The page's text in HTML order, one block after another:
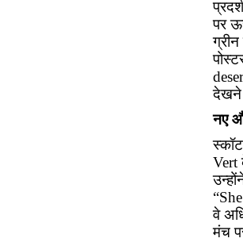
पर
देखने
नए
Vert
वे
मंच